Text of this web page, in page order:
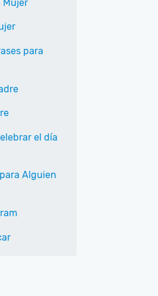
Mujer
para
el día
Alguien